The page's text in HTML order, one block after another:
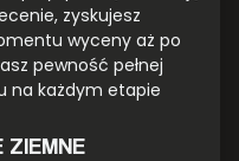
zyskujesz
wyceny aż po
pewność pełnej
na każdym etapie
ZIEMNE